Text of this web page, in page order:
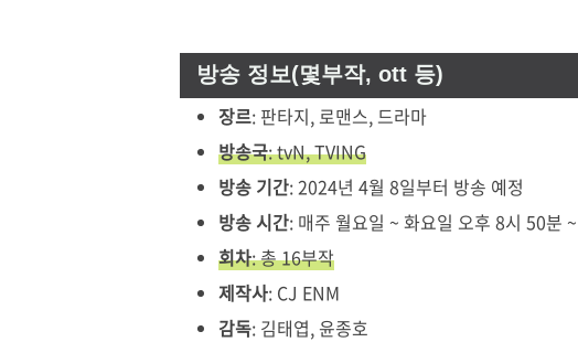
방송 정보(몇부작, ott 등)
장르: 판타지, 로맨스, 드라마
방송국: tvN, TVING
방송 기간: 2024년 4월 8일부터 방송 예정
방송 시간: 매주 월요일 ~ 화요일 오후 8시 50분
회차: 총 16부작
제작사: CJ ENM
감독: 김태엽, 윤종호